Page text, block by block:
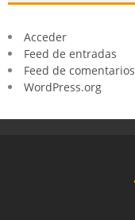
Acceder
Feed de entradas
Feed de comentarios
WordPress.org